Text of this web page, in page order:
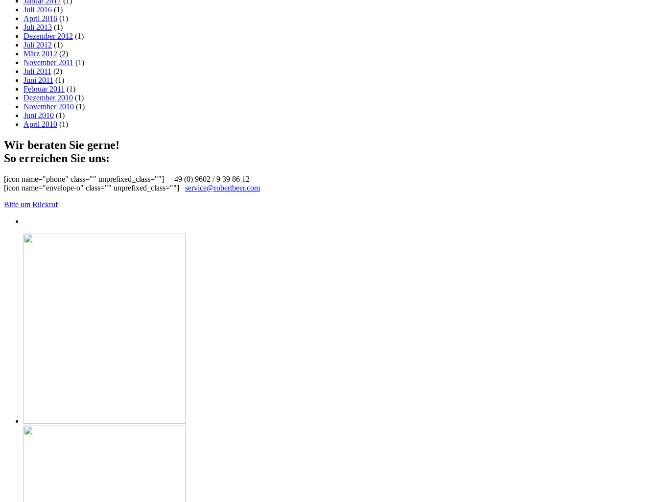
Juli 2016 (1)
April 2016 (1)
Juli 2013 (1)
Dezember 2012 (1)
Juli 2012 (1)
März 2012 (2)
November 2011 (1)
Juli 2011 (2)
Juni 2011 (1)
Februar 2011 (1)
Dezember 2010 (1)
November 2010 (1)
Juni 2010 (1)
April 2010 (1)
Wir beraten Sie gerne!
So erreichen Sie uns:
[icon name="phone" class="" unprefixed_class=""] +49 (0) 9602 / 9 39 86 12
[icon name="envelope-o" class="" unprefixed_class=""] service@robertbeer.com
Bitte um Rückruf